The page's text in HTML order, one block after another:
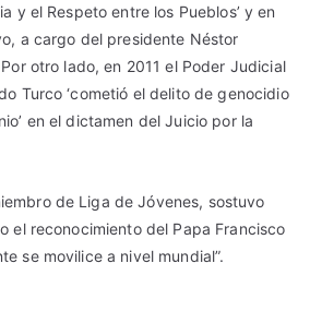
y el Respeto entre los Pueblos’ y en
a cargo del presidente Néstor
otro lado, en 2011 el Poder Judicial
Turco ‘cometió el delito de genocidio
en el dictamen del Juicio por la
de Liga de Jóvenes, sostuvo
el reconocimiento del Papa Francisco
se movilice a nivel mundial”.